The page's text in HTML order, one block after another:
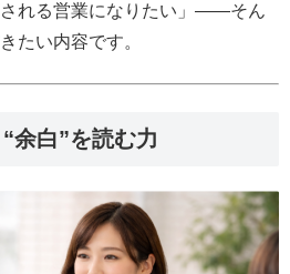
れる営業になりたい」――そん
たい内容です。
余白”を読む力